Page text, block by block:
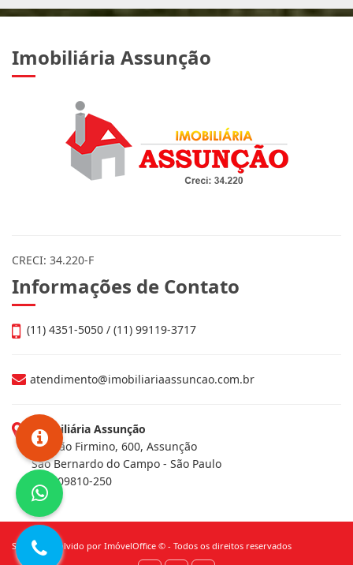
Imobiliária Assunção
CRECI: 34.220-F
Informações de Contato
(11) 4351-5050 / (11) 99119-3717
atendimento@imobiliariaassuncao.com.br
Imobiliária Assunção
Av. João Firmino, 600, Assunção
São Bernardo do Campo - São Paulo
CEP: 09810-250
Site desenvolvido por ImóvelOffice © - Todos os direitos reservados